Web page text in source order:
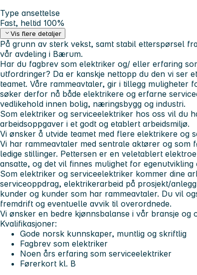
Type ansettelse
Fast, heltid 100%
Vis flere detaljer
På grunn av sterk vekst, samt stabil etterspørsel
vår avdeling i Bærum.
Har du fagbrev som elektriker og/ eller erfaring
utfordringer? Da er kanskje nettopp du den vi ser
teamet. Våre rammeavtaler, gir i tillegg muligheter
søker derfor nå både elektrikere og erfarne
vedlikehold innen bolig, næringsbygg og industri.
Som elektriker og serviceelektriker hos oss vil du
arbeidsoppgaver i et godt og etablert arbeidsmiljø.
Vi ønsker å utvide teamet med flere elektrikere og
Vi har rammeavtaler med sentrale aktører og
ledige stillinger. Pettersen er en veletablert
ansatte, og det vil finnes mulighet for
Som elektriker og serviceelektriker kommer dine
serviceoppdrag, elektrikerarbeid på prosjekt/
kunder og kunder som har rammeavtaler. Du vil
fremdrift og eventuelle avvik til overordnede.
Vi ønsker en bedre kjønnsbalanse i vår bransje og
Kvalifikasjoner:
Gode norsk kunnskaper, muntlig og skriftlig
Fagbrev som elektriker
Noen års erfaring som serviceelektriker
Førerkort kl. B